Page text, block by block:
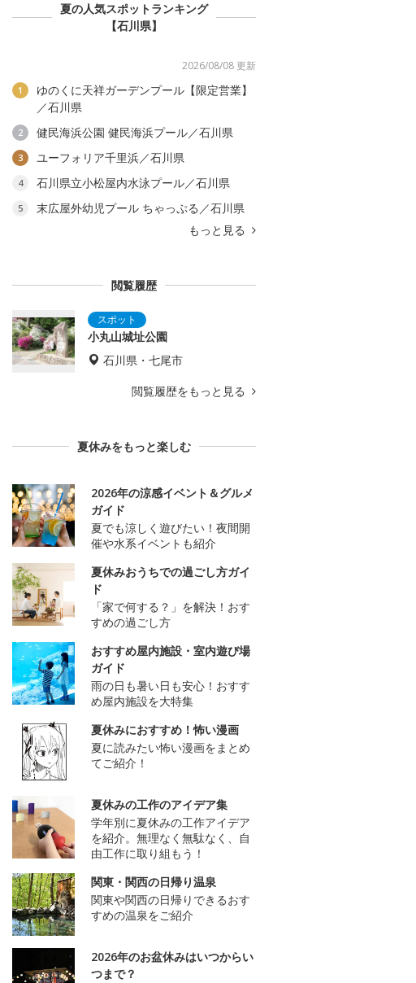
夏の人気スポットランキング
【石川県】
2026/08/08 更新
1
ゆのくに天祥ガーデンプール【限定営業】
／石川県
2 健民海浜公園 健民海浜プール／石川県
3 ユーフォリア千里浜／石川県
4 石川県立小松屋内水泳プール／石川県
5
末広屋外幼児プール ちゃっぷる／石川県
もっと見る
閲覧履歴
小丸山城址公園
石川県・七尾市
閲覧履歴をもっと見る
夏休みをもっと楽しむ
2026年の涼感イベント＆グルメ
ガイド
夏でも涼しく遊びたい！夜間開
催や水系イベントも紹介
夏休みおうちでの過ごし方ガイ
ド
「家で何する？」を解決！おす
すめの過ごし方
おすすめ屋内施設・室内遊び場
ガイド
雨の日も暑い日も安心！おすす
め屋内施設を大特集
夏休みにおすすめ！怖い漫画
夏に読みたい怖い漫画をまとめ
てご紹介！
夏休みの工作のアイデア集
学年別に夏休みの工作アイデア
を紹介。無理なく無駄なく、自
由工作に取り組もう！
関東・関西の日帰り温泉
関東や関西の日帰りできるおす
すめの温泉をご紹介
2026年のお盆休みはいつからい
つまで？